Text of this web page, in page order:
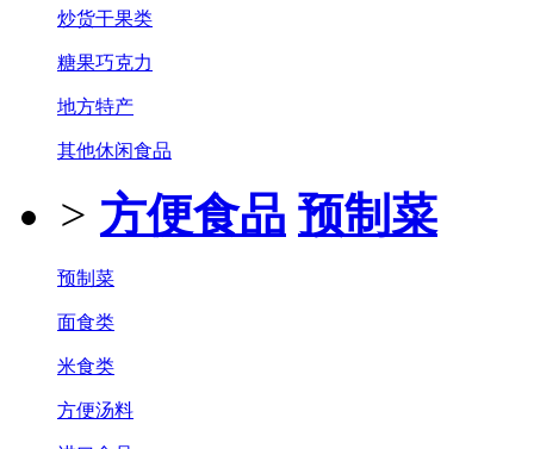
炒货干果类
糖果巧克力
地方特产
其他休闲食品
> 方便食品 预制菜
预制菜
面食类
米食类
方便汤料